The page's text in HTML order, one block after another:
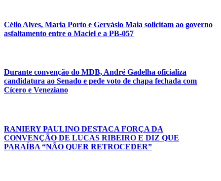
Célio Alves, Maria Porto e Gervásio Maia solicitam ao governo
asfaltamento entre o Maciel e a PB-057
Durante convenção do MDB, André Gadelha oficializa
candidatura ao Senado e pede voto de chapa fechada com
Cícero e Veneziano
RANIERY PAULINO DESTACA FORÇA DA
CONVENÇÃO DE LUCAS RIBEIRO E DIZ QUE
PARAÍBA “NÃO QUER RETROCEDER”